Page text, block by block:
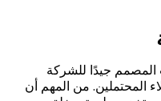
جيدًا للشركة
المحتملين. من المهم أن